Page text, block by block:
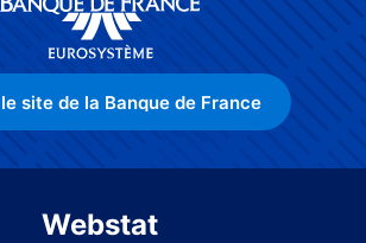
site de la Banque de France
Webstat